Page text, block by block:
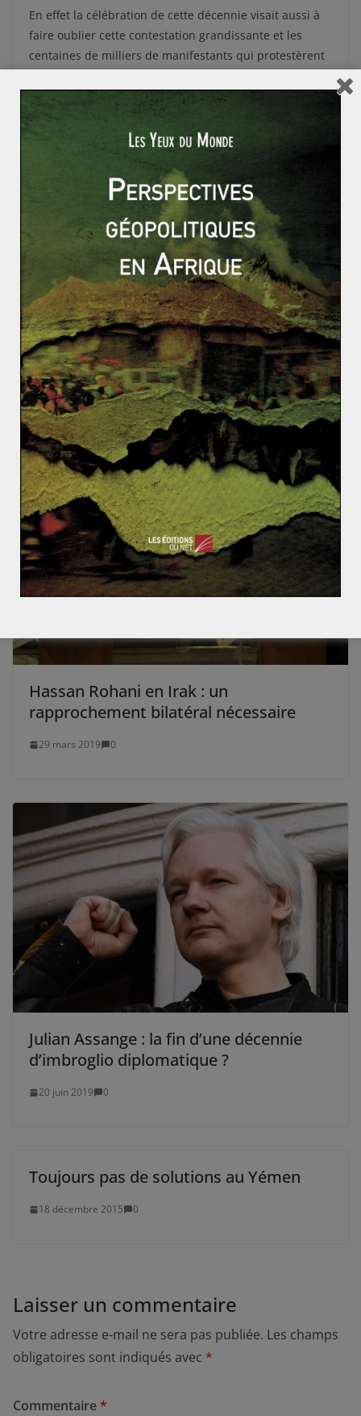
En effet la célébration de cette décennie visait aussi à
faire oublier cette contestation grandissante et les
centaines de milliers de manifestants qui protestèrent
Clin d’oeil de l’histoire, ce dixième anniversaire
correspondait également à la traditionnelle célébration
de la Révolution du 25 mai 1810, date à laquelle
l’Argentine s’affranchit de la mainmise espagnole sur le
pays en déclarant son indépendance.
Qu’est-ce que le carré magique de Kaldor ?
Monsanto tout puissant : vont-ils breveter le vivant ?
Hassan Rohani en Irak : un
rapprochement bilatéral nécessaire
29 mars 2019 0
Julian Assange : la fin d’une décennie
d’imbroglio diplomatique ?
20 juin 2019 0
Toujours pas de solutions au Yémen
18 décembre 2015 0
Laisser un commentaire
Votre adresse e-mail ne sera pas publiée. Les champs
obligatoires sont indiqués avec *
Commentaire*